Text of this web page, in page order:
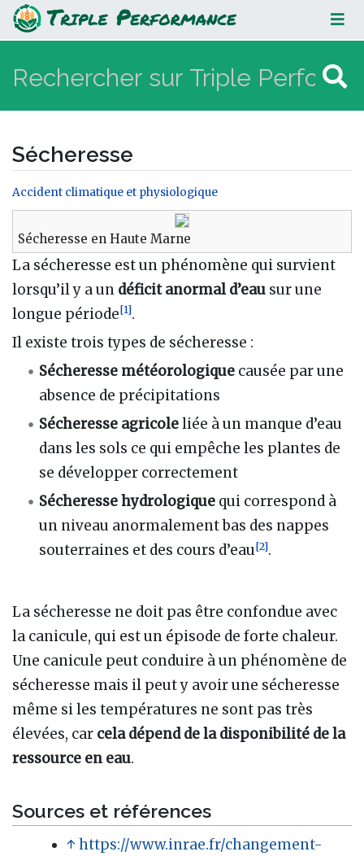
Sécheresse
Sécheresse
Aller à :navigation,rechercher
Accident climatique et physiologique
Sécheresse en Haute Marne
La sécheresse est un phénomène qui survient
lorsqu’il y a un déficit anormal d’eau sur une
longue période[1].
Il existe trois types de sécheresse :
Sécheresse météorologique causée par une
absence de précipitations
Sécheresse agricoleliée à un manque d’eau
dans les sols ce qui empêche les plantes de
se développer correctement
Sécheresse hydrologique qui correspond à
un niveau anormalement bas des nappes
souterraines et des cours d’eau[2].
La sécheresse ne doit pas être confondue avec
la canicule, qui est un épisode de forte chaleur.
Une canicule peut conduire à un phénomène de
sécheresse mais il peut y avoir une sécheresse
même si les températures ne sont pas très
élevées, car cela dépend de la disponibilité de la
ressource en eau.
Sources et références
↑https://www.inrae.fr/changement-